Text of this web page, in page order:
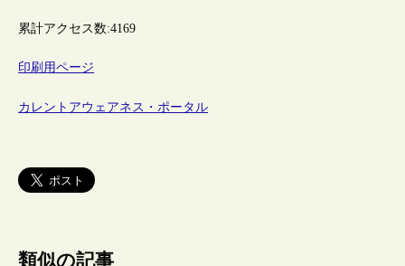
累計アクセス数:4169
印刷用ページ
カレントアウェアネス・ポータル
類似の記事